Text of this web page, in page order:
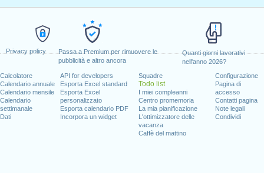
Privacy policy
Passa a Premium per rimuovere le
pubblicità e altro ancora
Quanti giorni lavorativi
nell'anno 2026?
Calcolatore
Calendario annuale
Calendario mensile
Calendario
settimanale
Dati
API for developers
Esporta Excel standard
Esporta Excel
personalizzato
Esporta calendario PDF
Incorpora un widget
Squadre
Todo list
I miei compleanni
Centro promemoria
La mia pianificazione
L'ottimizzatore delle
vacanza
Caffè del mattino
Configurazione
Pagina di
accesso
Contatti pagina
Note legali
Condividi